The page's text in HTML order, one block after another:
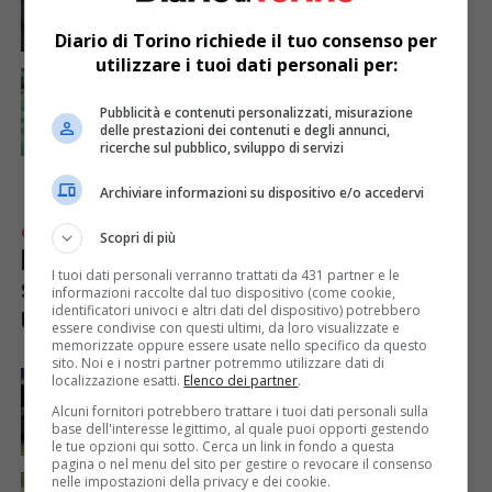
sfida con il Monza
CRONACA & ATTUALITÀ 2 anni fa
CRONACA & ATTUALITÀ 2 anni fa
Bosia e il digital divide: quando
scaricare una mail è come scalare
una montagna
SPORT 2 anni fa
Juve-Genoa: un pareggio che pesa, Allegri
contro le critiche
CRONACA & ATTUALITÀ 2 anni fa
Diario di Torino richiede il tuo consenso per
utilizzare i tuoi dati personali per:
Pubblicità e contenuti personalizzati, misurazione
delle prestazioni dei contenuti e degli annunci,
ricerche sul pubblico, sviluppo di servizi
Archiviare informazioni su dispositivo e/o accedervi
Scopri di più
I tuoi dati personali verranno trattati da 431 partner e le
informazioni raccolte dal tuo dispositivo (come cookie,
identificatori univoci e altri dati del dispositivo) potrebbero
essere condivise con questi ultimi, da loro visualizzate e
memorizzate oppure essere usate nello specifico da questo
sito. Noi e i nostri partner potremmo utilizzare dati di
localizzazione esatti. Elenco dei partner.
Alcuni fornitori potrebbero trattare i tuoi dati personali sulla
base dell'interesse legittimo, al quale puoi opporti gestendo
le tue opzioni qui sotto. Cerca un link in fondo a questa
pagina o nel menu del sito per gestire o revocare il consenso
nelle impostazioni della privacy e dei cookie.